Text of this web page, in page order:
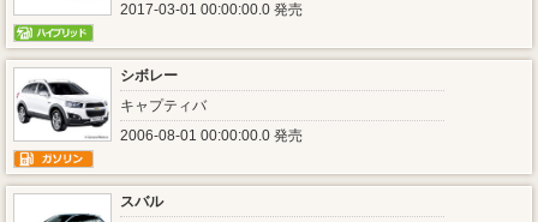
2017-03-01 00:00:00.0 発売
シボレー
キャプティバ
2006-08-01 00:00:00.0 発売
スバル